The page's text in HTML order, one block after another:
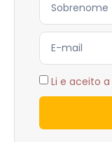
Li e aceito a